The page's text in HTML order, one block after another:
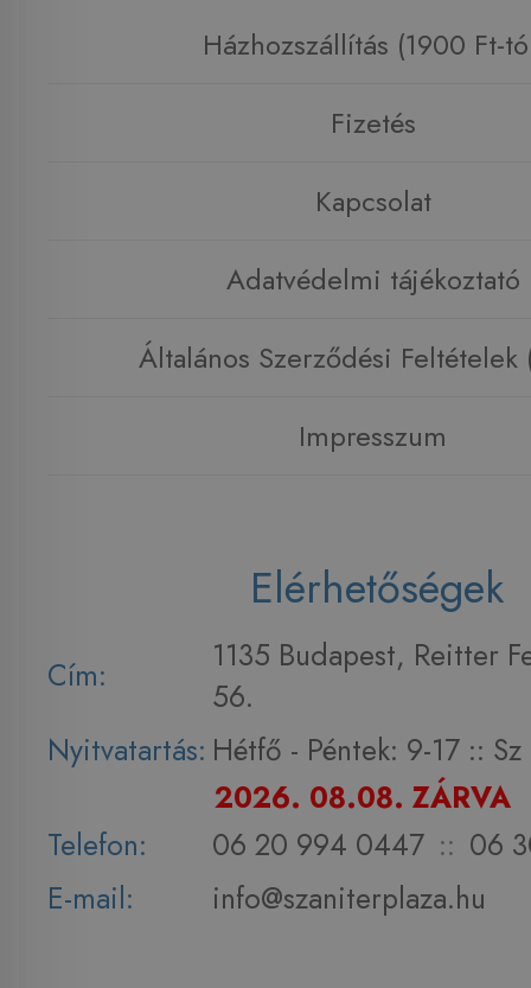
Házhozszállítás (1900 Ft-
Fizetés
Kapcsolat
Adatvédelmi tájékoztató
Általános Szerződési Feltételek
Impresszum
Elérhetőségek
Cím:
1135 Budapest, Reitter
56.
Nyitvatartás: Hétfő - Péntek: 9-17 :: Sz
2026. 08.08. ZÁRVA
Telefon:
06 20 994 0447 :: 06
E-mail:
info@szaniterplaza.hu